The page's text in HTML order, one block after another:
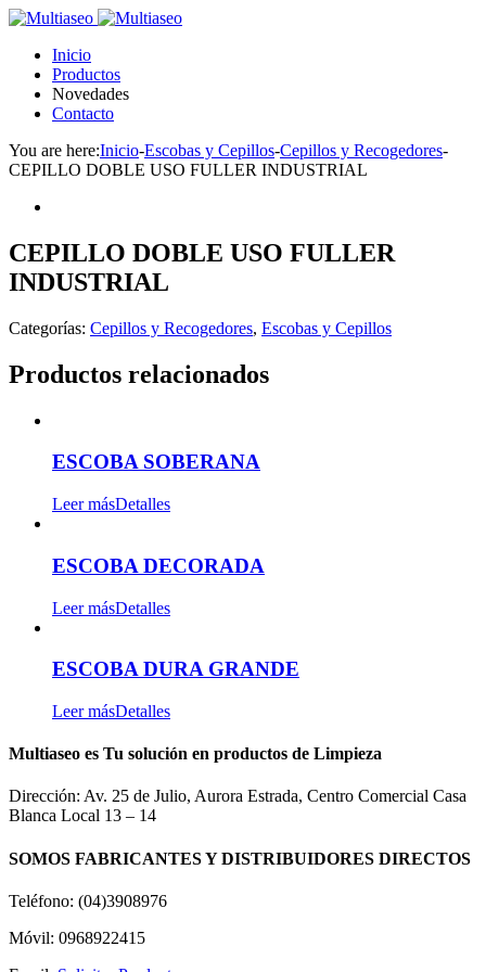
Inicio
Productos
Novedades
Contacto
You are here:Inicio-Escobas y Cepillos-Cepillos y Recogedores-
CEPILLO DOBLE USO FULLER INDUSTRIAL
CEPILLO DOBLE USO FULLER
INDUSTRIAL
Categorías: Cepillos y Recogedores, Escobas y Cepillos
Productos relacionados
ESCOBA SOBERANA
Leer másDetalles
ESCOBA DECORADA
Leer másDetalles
ESCOBA DURA GRANDE
Leer másDetalles
Multiaseo es Tu solución en productos de Limpieza
Dirección: Av. 25 de Julio, Aurora Estrada, Centro Comercial Casa
Blanca Local 13 – 14
SOMOS FABRICANTES Y DISTRIBUIDORES DIRECTOS
Teléfono: (04)3908976
Móvil: 0968922415